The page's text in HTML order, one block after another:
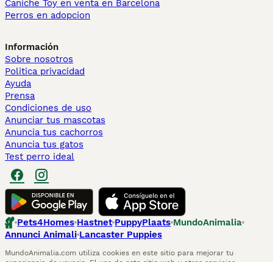
Caniche Toy en venta en Barcelona
Perros en adopcion
Información
Sobre nosotros
Politica privacidad
Ayuda
Prensa
Condiciones de uso
Anunciar tus mascotas
Anuncia tus cachorros
Anuncia tus gatos
Test perro ideal
Pets4Homes Hastnet PuppyPlaats MundoAnimalia
Annunci Animali Lancaster Puppies
MundoAnimalia.com utiliza cookies en este sitio para mejorar tu